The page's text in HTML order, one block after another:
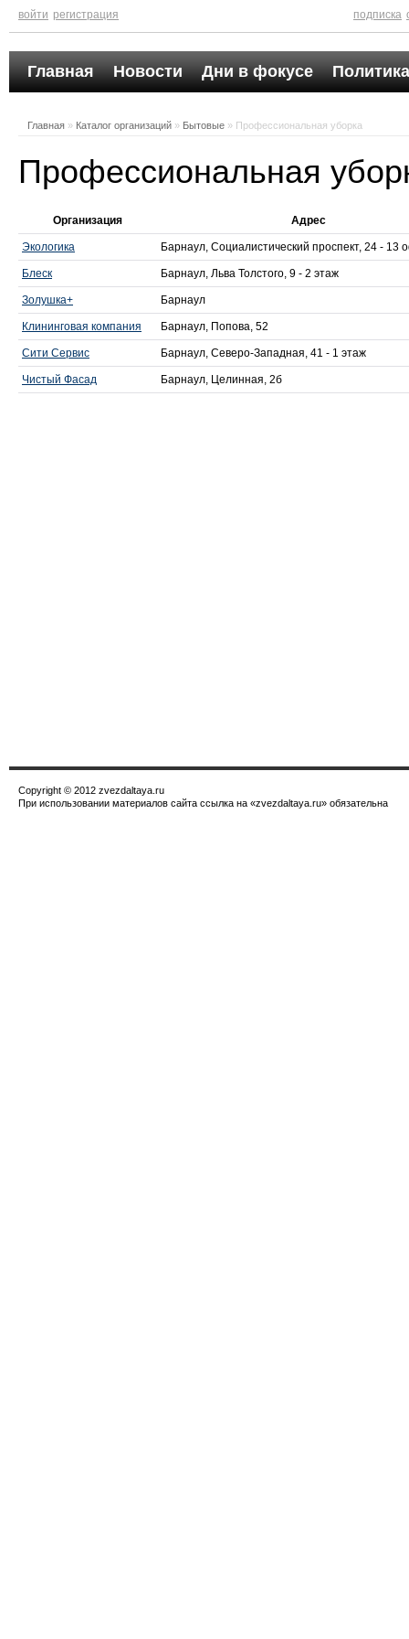
войти регистрация подписка
Главная Новости Дни в фокусе
Главная » Каталог организаций » Бытовые » Профессиональная уборка
Профессиональная
Организация Адрес
Экологика Барнаул, Социалистический проспект, 24 - 13
Блеск Барнаул, Льва Толстого, 9 - 2 этаж
Золушка+ Барнаул
Клининговая компания Барнаул, Попова, 52
Сити Сервис Барнаул, Северо-Западная, 41 - 1 этаж
Чистый Фасад Барнаул, Целинная, 2б
Copyright © 2012 zvezdaltaya.ru
При использовании материалов сайта ссылка на «zvezdaltaya.ru» обязательна